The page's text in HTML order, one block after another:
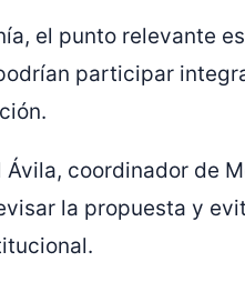
el punto relevante
participar
Ávila, coordinador de
la propuesta y